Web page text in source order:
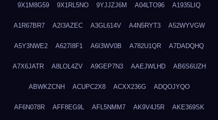
9X1M8G59 9X1RL5NO 9YJJZJ6M A04LTO96 A1935LIQ
A1R67BR7 A2I3AZEC A3GL614V A4N5RYT3 A52WYVGW
A5Y3NWE2 A627I8F1 A6I3WV0B A782U1QR A7DADQHQ
A7X6JATR A8LOL4ZV A9GEP7N3 AAEJWLHD AB6S6UZH
ABWKZCNH ACUPC2X8 ACXX236G ADQOJYQO
AF6N078R AFF8EG9L AFL5NMM7 AK9V4J5R AKE369SK